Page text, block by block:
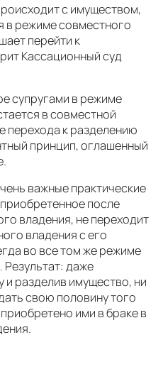
с имуществом,
в режиме совместного
перейти к
Кассационный суд
супругами в режиме
в совместной
перехода к разделению
принцип, оглашенный
важные практические
после
владения, не переходит
владения с его
во все том же режиме
даже
и разделив имущество, ни
свою половину того
ими в браке в